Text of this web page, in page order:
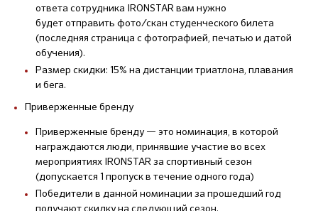
ответа сотрудника IRONSTAR вам нужно
будет отправить фото/скан студенческого билета
(последняя страница с фотографией, печатью и датой
обучения).
Размер скидки: 15% на дистанции триатлона, плавания
и бега.
Приверженные бренду
Приверженные бренду — это номинация, в которой
награждаются люди, принявшие участие во всех
мероприятиях IRONSTAR за спортивный сезон
(допускается 1 пропуск в течение одного года)
Победители в данной номинации за прошедший год
получают скидку на следующий сезон.